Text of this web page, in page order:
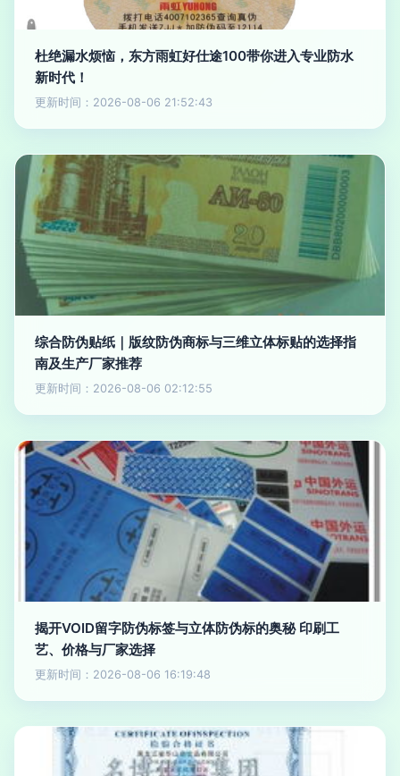
杜绝漏水烦恼，东方雨虹好仕途100带你进入专业防水
新时代！
更新时间：2026-08-06 21:52:43
综合防伪贴纸｜版纹防伪商标与三维立体标贴的选择指
南及生产厂家推荐
更新时间：2026-08-06 02:12:55
揭开VOID留字防伪标签与立体防伪标的奥秘 印刷工
艺、价格与厂家选择
更新时间：2026-08-06 16:19:48